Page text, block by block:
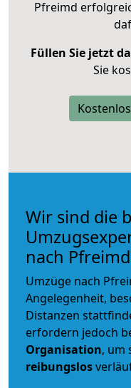
Pfreimd
Füllen Sie jetzt
Sie
Wir sind die
nach Pfreimd
Umzüge nach
Angelegenheit,
Distanzen
erfordern jedoch
Organisation, um
reibungslos